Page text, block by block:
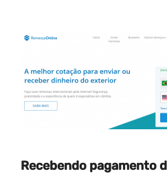
Recebendo pagamento